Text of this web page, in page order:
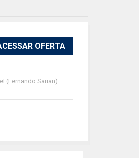
OFERTA
(Fernando Sarian)